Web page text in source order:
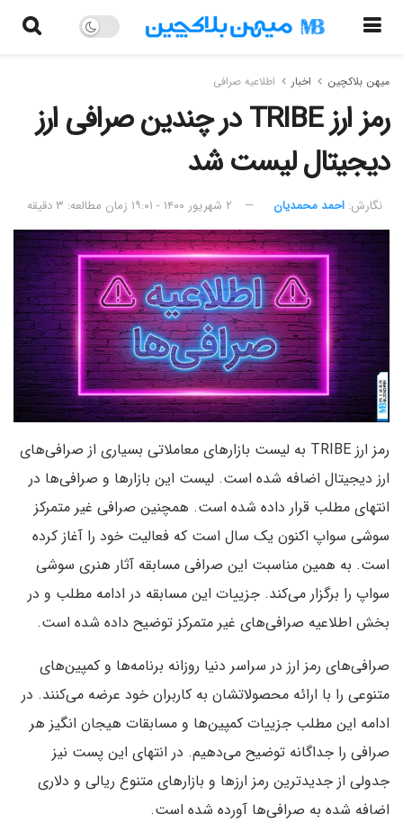
میهن بلاکچین اخبار اطلاعیه صرافی
رمز ارز TRIBE در چندین صرافی ارز
دیجیتال لیست شد
نگارش:‌ احمد محمدیان ۲ شهریور ۱۴۰۰ - ۱۹:۰۱ زمان مطالعه: ۳ دقیقه
رمز ارز TRIBE به لیست بازارهای معاملاتی بسیاری از صرافی‌های
ارز دیجیتال اضافه شده است. لیست این بازارها و صرافی‌ها در
انتهای مطلب قرار داده شده است. همچنین صرافی غیر متمرکز
سوشی سواپ اکنون یک سال است که فعالیت خود را آغاز کرده
است. به همین مناسبت این صرافی مسابقه آثار هنری سوشی
سواپ را برگزار می‌کند. جزییات این مسابقه در ادامه مطلب و در
بخش اطلاعیه صرافی‌های غیر متمرکز توضیح داده شده است.
صرافی‌های رمز ارز در سراسر دنیا روزانه برنامه‌ها و کمپین‌های
متنوعی را با ارائه محصولاتشان به کاربران خود عرضه می‌کنند. در
ادامه این مطلب جزییات کمپین‌ها و مسابقات هیجان انگیز هر
صرافی را جداگانه توضیح می‌دهیم. در انتهای این پست نیز
جدولی از جدیدترین رمز ارزها و بازارهای متنوع ریالی و دلاری
اضافه شده به صرافی‌ها آورده شده است.